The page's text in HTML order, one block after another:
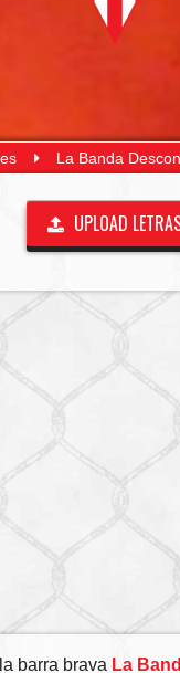
La Banda
UPLOAD
barra brava La